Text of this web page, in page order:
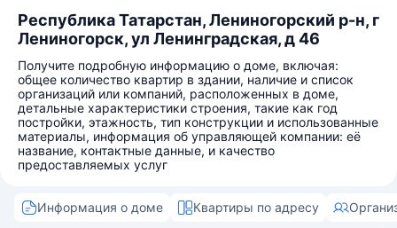
Республика Татарстан, Лениногорский р-н, г
Лениногорск, ул Ленинградская, д 46
Получите подробную информацию о доме, включая:
общее количество квартир в здании, наличие и список
организаций или компаний, расположенных в доме,
детальные характеристики строения, такие как год
постройки, этажность, тип конструкции и использованные
материалы, информация об управляющей компании: её
название, контактные данные, и качество
предоставляемых услуг
Информация о доме Квартиры по адресу